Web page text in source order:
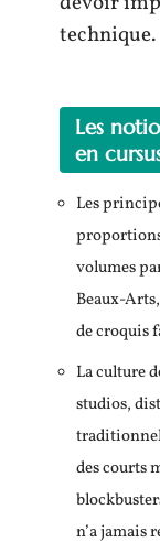
technique.
Les
en
Les
volumes
Beaux-
de croquis
La culture
studios,
des courts
n’a jamais